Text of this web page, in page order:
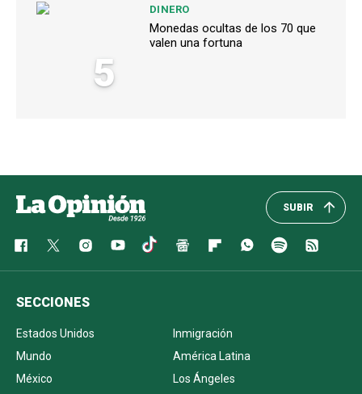
5
DINERO
Monedas ocultas de los 70 que
valen una fortuna
SUBIR
SECCIONES
Estados Unidos
Inmigración
Mundo
América Latina
México
Los Ángeles